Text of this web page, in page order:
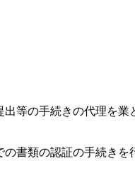
等の手続きの代理を業
書類の認証の手続きを